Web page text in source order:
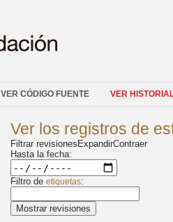
VER CÓDIGO FUENTE VER
Ver los registros de
Filtrar revisiones ExpandirContraer
Hasta la fecha:
Filtro de etiquetas:
Mostrar revisiones